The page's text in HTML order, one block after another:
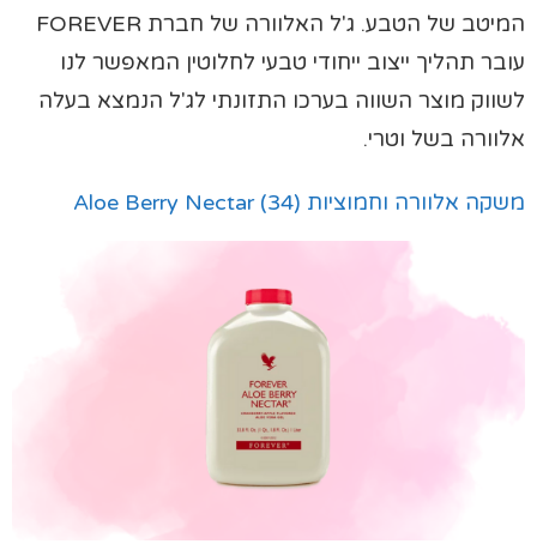
המיטב של הטבע. ג'ל האלוורה של חברת FOREVER
עובר תהליך ייצוב ייחודי טבעי לחלוטין המאפשר לנו
לשווק מוצר השווה בערכו התזונתי לג'ל הנמצא בעלה
אלוורה בשל וטרי.
משקה אלוורה וחמוציות (34) Aloe Berry Nectar